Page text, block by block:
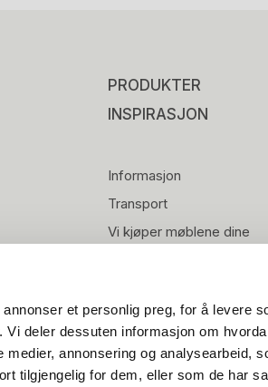
et personlig preg, for å levere
deler dessuten informasjon om
annonsering og analysearbeid,
tilgjengelig for dem, eller som de har
PRODUKTER
INSPIRASJON
Informasjon
Transport
Vi kjøper møblene dine